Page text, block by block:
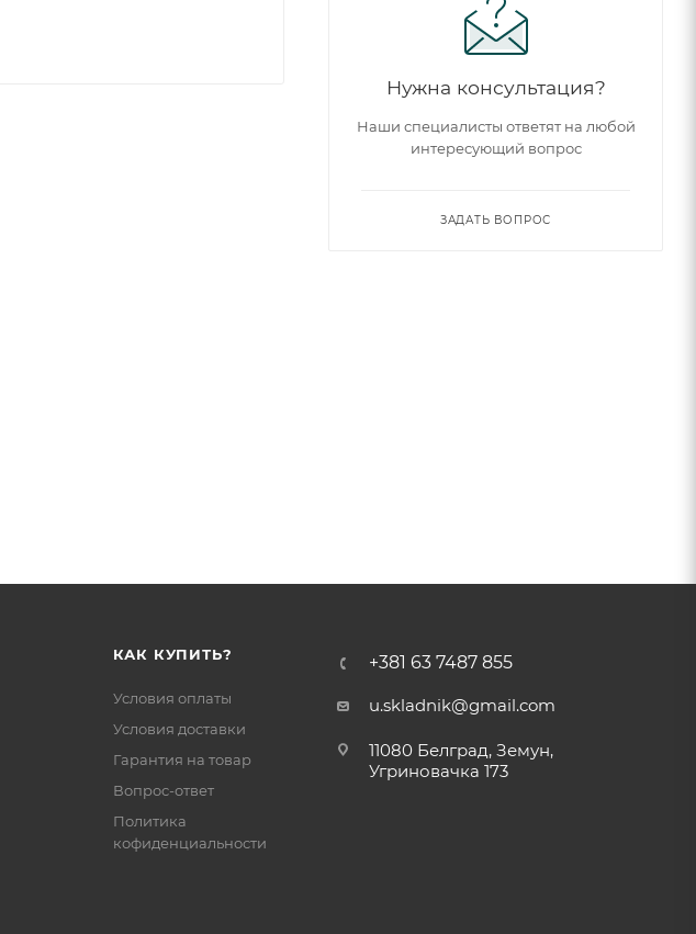
Нужна консультация?
Наши специалисты ответят на любой
интересующий вопрос
ЗАДАТЬ ВОПРОС
КАК КУПИТЬ?
Условия оплаты
Условия доставки
Гарантия на товар
Вопрос-ответ
Политика
кофиденциальности
+381 63 7487 855
u.skladnik@gmail.com
11080 Белград, Земун,
Угриновачка 173